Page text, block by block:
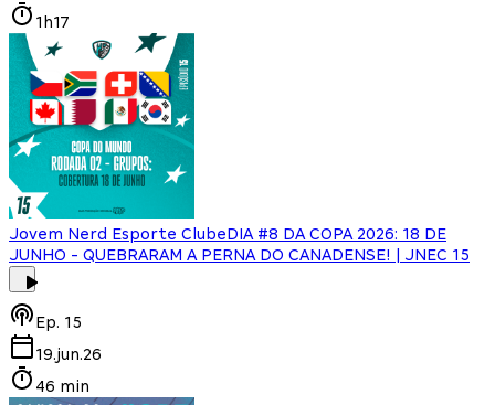
1h17
Jovem Nerd Esporte ClubeDIA #8 DA COPA 2026: 18 DE
JUNHO - QUEBRARAM A PERNA DO CANADENSE! | JNEC 15
Ep. 15
19.jun.26
46 min